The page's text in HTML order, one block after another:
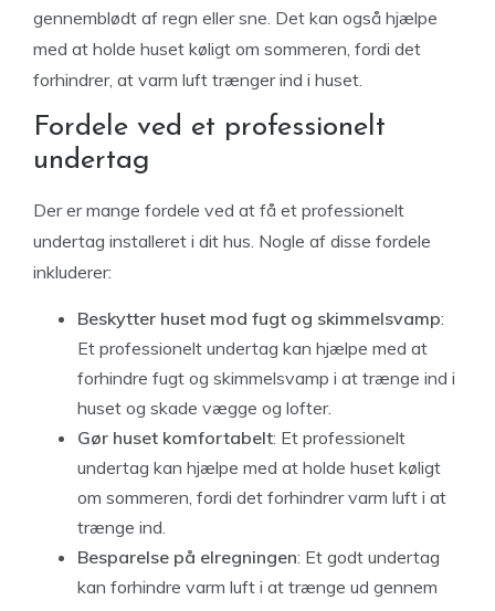
gennemblødt af regn eller sne. Det kan også hjælpe
med at holde huset køligt om sommeren, fordi det
forhindrer, at varm luft trænger ind i huset.
Fordele ved et professionelt
undertag
Der er mange fordele ved at få et professionelt
undertag installeret i dit hus. Nogle af disse fordele
inkluderer:
Beskytter huset mod fugt og skimmelsvamp:
Et professionelt undertag kan hjælpe med at
forhindre fugt og skimmelsvamp i at trænge ind i
huset og skade vægge og lofter.
Gør huset komfortabelt: Et professionelt
undertag kan hjælpe med at holde huset køligt
om sommeren, fordi det forhindrer varm luft i at
trænge ind.
Besparelse på elregningen: Et godt undertag
kan forhindre varm luft i at trænge ud gennem